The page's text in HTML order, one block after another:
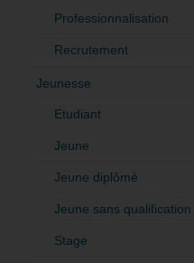
Professionnalisation
Recrutement
Jeunesse
Etudiant
Jeune
Jeune diplômé
Jeune sans qualification
Stage